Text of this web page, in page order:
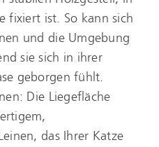
fixiert ist. So kann sich
und die Umgebung
sie sich in ihrer
geborgen fühlt.
Die Liegefläche
das Ihrer Katze